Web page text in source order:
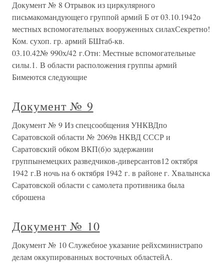
Документ № 8 Отрывок из циркулярного
письмакомандующего группой армий Б от 03.10.1942о
местных вспомогательных вооруженных силахСекретно!
Ком. сухоп. гр. армий БШтаб-кв.
03.10.42№ 990х/42 г.Отн: Местные вспомогательные
силы.1. В области расположения группы армий
Бимеются следующие
Документ № 9
Документ № 9 Из спецсообщения УНКВДпо
Саратовской области № 2069в НКВД СССР и
Саратовский обком ВКП(б)о задержании
группынемецких разведчиков-диверсантов12 октября
1942 г.В ночь на 6 октября 1942 г. в районе г. Хвалынска
Саратовской области с самолета противника была
сброшена
Документ № 10
Документ № 10 Служебное указание рейхсминистрапо
делам оккупированных восточных областейА.